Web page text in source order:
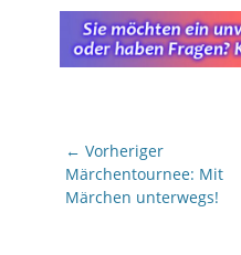
Beitragsnavigation
← Vorheriger
Vorheriger
Beitrag:
Märchentournee: Mit
Märchen unterwegs!